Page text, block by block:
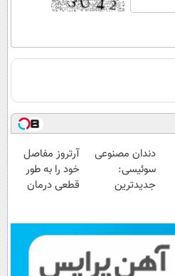
دندان مصنوعی
سوئیسی:
جدیدترین
پرداخت قسطی
آرتروز مفاصل
خود را به طور
قطعی درمان